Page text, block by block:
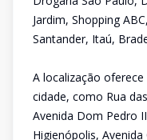
Jardim, Shopping
Santander, Itaú,
A localização
cidade, como Rua
Avenida Dom Pedro
Higienópolis,